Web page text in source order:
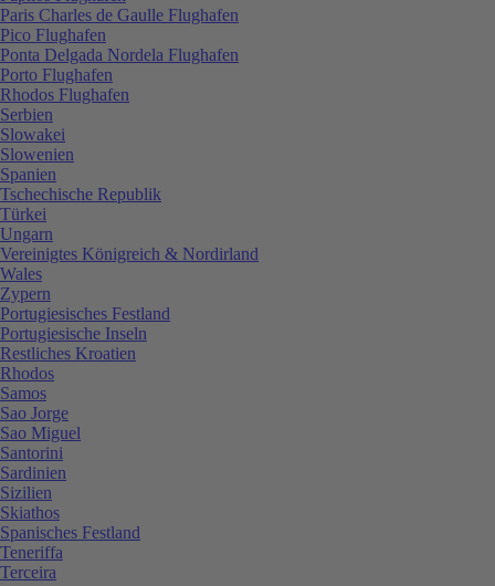
Paris Charles de Gaulle Flughafen
Pico Flughafen
Ponta Delgada Nordela Flughafen
Porto Flughafen
Rhodos Flughafen
Serbien
Slowakei
Slowenien
Spanien
Tschechische Republik
Türkei
Ungarn
Vereinigtes Königreich & Nordirland
Wales
Zypern
Portugiesisches Festland
Portugiesische Inseln
Restliches Kroatien
Rhodos
Samos
Sao Jorge
Sao Miguel
Santorini
Sardinien
Sizilien
Skiathos
Spanisches Festland
Teneriffa
Terceira